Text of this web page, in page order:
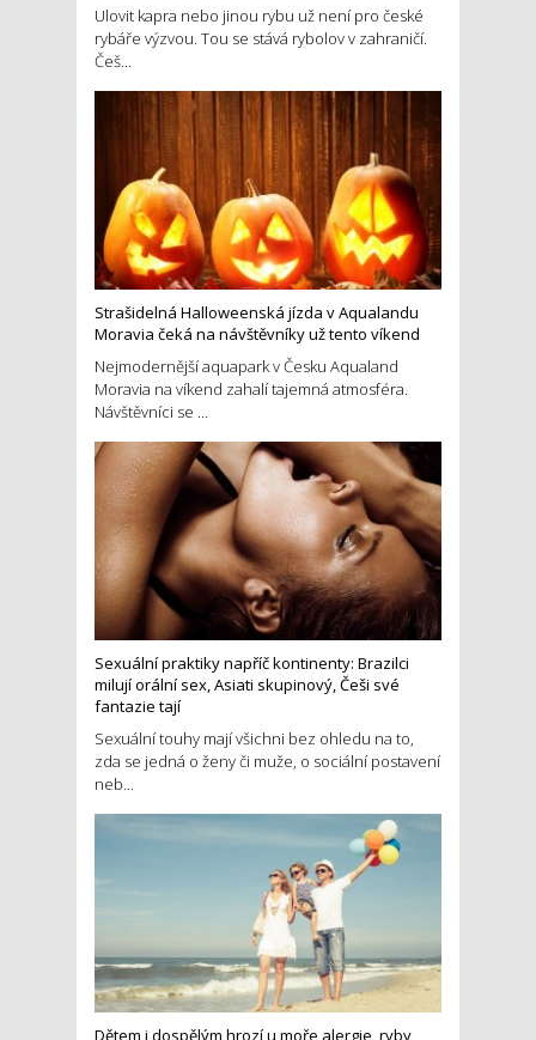
Ulovit kapra nebo jinou rybu už není pro české
rybáře výzvou. Tou se stává rybolov v zahraničí.
Češ...
Strašidelná Halloweenská jízda v Aqualandu
Moravia čeká na návštěvníky už tento víkend
Nejmodernější aquapark v Česku Aqualand
Moravia na víkend zahalí tajemná atmosféra.
Návštěvníci se ...
Sexuální praktiky napříč kontinenty: Brazilci
milují orální sex, Asiati skupinový, Češi své
fantazie tají
Sexuální touhy mají všichni bez ohledu na to,
zda se jedná o ženy či muže, o sociální postavení
neb...
Dětem i dospělým hrozí u moře alergie, ryby